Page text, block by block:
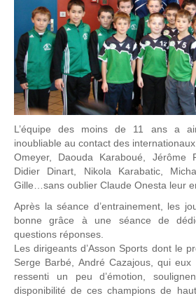
L’équipe des moins de 11 ans a
inoubliable au contact des
Omeyer, Daouda Karaboué, Jérôme
Didier Dinart, Nikola Karabatic,
Gille…sans oublier Claude Onesta leur
Après la séance d’entrainement, les
bonne grâce à une séance de
questions réponses.
Les dirigeants d’Asson Sports dont le
Serge Barbé, André Cazajous, qui
ressenti un peu d’émotion,
disponibilité de ces champions de